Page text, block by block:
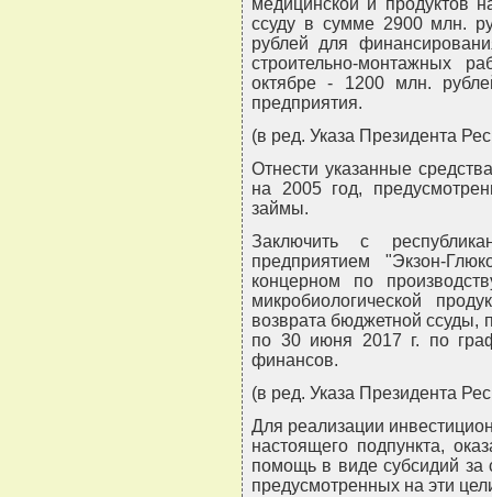
медицинской и продуктов
ссуду в сумме 2900 млн.
рублей для
строительно-монтажных
октябре - 1200 млн.
предприятия.
(в ред. Указа Президента
Отнести указанные
на 2005 год,
займы.
Заключить с
предприятием "Экзон-
концерном по
микробиологической
возврата бюджетной ссуды,
по 30 июня 2017 г. по
финансов.
(в ред. Указа Президента
Для реализации
настоящего подпункта,
помощь в виде субсидий за
предусмотренных на эти